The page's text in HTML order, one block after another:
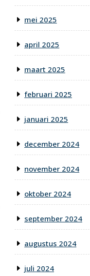
mei 2025
april 2025
maart 2025
februari 2025
januari 2025
december 2024
november 2024
oktober 2024
september 2024
augustus 2024
juli 2024